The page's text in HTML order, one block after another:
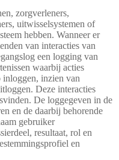
zorgverleners,
uitwisselsystemen of
hebben. Wanneer er
van interacties van
een logging van
waarbij acties
inloggen, inzien van
Deze interacties
De loggegeven in de
en de daarbij behorende
gebruiker
resultaat, rol en
en